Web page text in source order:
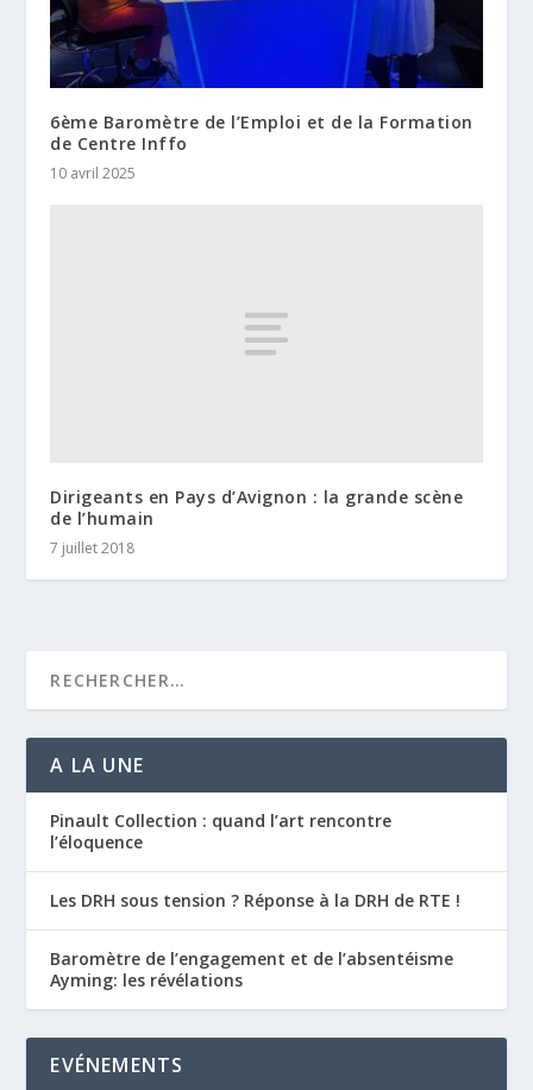
6ème Baromètre de l’Emploi et de la Formation
de Centre Inffo
10 avril 2025
Dirigeants en Pays d’Avignon : la grande scène
de l’humain
7 juillet 2018
A LA UNE
Pinault Collection : quand l’art rencontre
l’éloquence
Les DRH sous tension ? Réponse à la DRH de RTE !
Baromètre de l’engagement et de l’absentéisme
Ayming: les révélations
EVÉNEMENTS